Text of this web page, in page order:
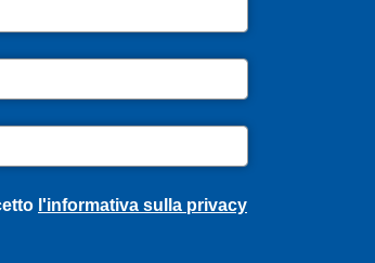
l'informativa sulla privacy